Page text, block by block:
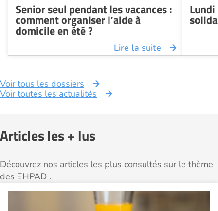
Senior seul pendant les vacances :
comment organiser l’aide à
domicile en été ?
Lire la suite
Voir tous les dossiers
Voir toutes les actualités
Articles les + lus
Découvrez nos articles les plus consultés sur le thème
des EHPAD .